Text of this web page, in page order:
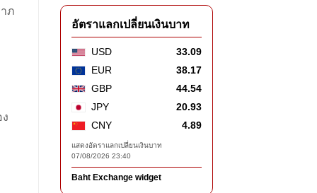
ภ
อัตราแลกเปลี่ยนเงินบาท
USD
33.09
EUR
38.17
GBP
44.54
JPY
20.93
CNY
4.89
แสดงอัตราแลกเปลี่ยนเงินบาท
07/08/2026 23:40
Baht Exchange widget